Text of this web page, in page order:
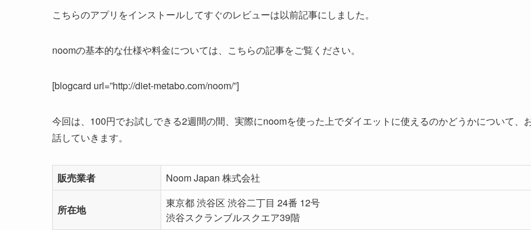
こちらのアプリをインストールしてすぐのレビューは以前記事にしました。
noomの基本的な仕様や料金については、こちらの記事をご覧ください。
[blogcard url=”http://diet-metabo.com/noom/”]
今回は、100円でお試しできる2週間の間、実際にnoomを使った上でダイエットに使えるのかどうかについて、
話していきます。
販売業者 Noom Japan 株式会社
所在地
東京都 渋谷区 渋谷二丁目 24番 12号
渋谷スクランブルスクエア39階